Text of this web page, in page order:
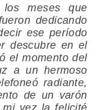
meses que
dedicando
ese período
descubre en el
el momento del
a un hermoso
radiante,
de un varón
mi vez la felicité